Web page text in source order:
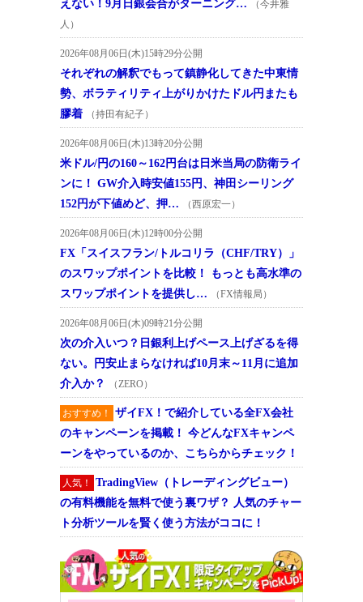
えない！9月日銀会合がターニング…
（今井雅
人）
2026年08月06日(木)15時29分公開
それぞれの解釈でもって鎮静化してきた中東情
勢、ボラティリティ上がりかけたドル円またも
膠着
（持田有紀子）
2026年08月06日(木)13時20分公開
米ドル/円の160～162円台は日米当局の防衛ライ
ンに！ GW介入時安値155円、神田シーリング
152円が下値めど、押…
（西原宏一）
2026年08月06日(木)12時00分公開
FX「スイスフラン/トルコリラ（CHF/TRY）」
のスワップポイントを比較！ もっとも高水準の
スワップポイントを提供し…
（FX情報局）
2026年08月06日(木)09時21分公開
次の介入いつ？日銀利上げペース上げざるを得
ない。円安止まらなければ10月末～11月に追加
介入か？
（ZERO）
おすすめ！
ザイFX！で紹介している全FX会社
のキャンペーンを掲載！ 今どんなFXキャンペ
ーンをやっているのか、こちらからチェック！
人気！
TradingView（トレーディングビュー）
の有料機能を無料で使う裏ワザ？ 人気のチャー
ト分析ツールを賢く使う方法がココに！